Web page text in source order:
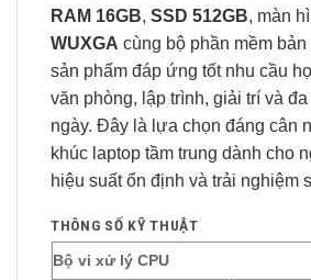
RAM 16GB, SSD 512GB, màn
WUXGA cùng bộ phần mềm
sản phẩm đáp ứng tốt nhu cầu
văn phòng, lập trình, giải trí và
ngày. Đây là lựa chọn đáng cân
khúc laptop tầm trung dành cho
hiệu suất ổn định và trải nghiệm
THÔNG SỐ KỸ THUẬT
Bộ vi xử lý CPU